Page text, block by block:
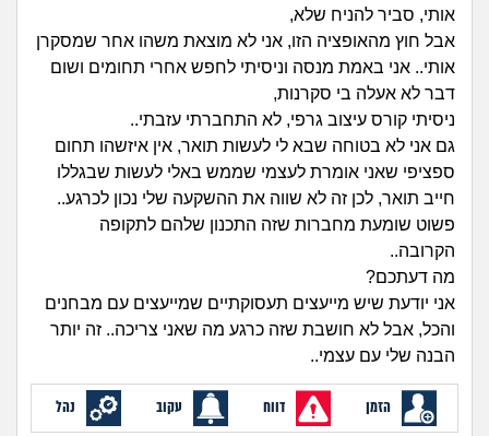
מתבגרים
לימודים וסטודנטים
עבודה וקריירה
בית, שכנים ושותפים
שומרים על הגוף
אותי, סביר להניח שלא,
אבל חוץ מהאופציה הזו, אני לא מוצאת משהו אחר שמסקרן
אותי.. אני באמת מנסה וניסיתי לחפש אחרי תחומים ושום
דבר לא אעלה בי סקרנות,
ניסיתי קורס עיצוב גרפי, לא התחברתי עזבתי..
גם אני לא בטוחה שבא לי לעשות תואר, אין איזשהו תחום
ספציפי שאני אומרת לעצמי שממש באלי לעשות שבגללו
חייב תואר, לכן זה לא שווה את ההשקעה שלי נכון לכרגע..
פשוט שומעת מחברות שזה התכנון שלהם לתקופה
הקרובה..
מה דעתכם?
אני יודעת שיש מייעצים תעסוקתיים שמייעצים עם מבחנים
והכל, אבל לא חושבת שזה כרגע מה שאני צריכה.. זה יותר
הבנה שלי עם עצמי..
הזמן דווח עקוב נהל